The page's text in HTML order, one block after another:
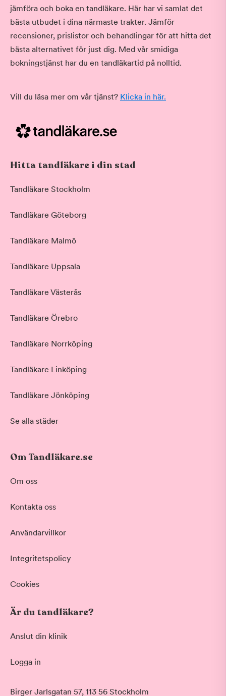
jämföra och boka en tandläkare. Här har vi samlat det
bästa utbudet i dina närmaste trakter. Jämför
recensioner, prislistor och behandlingar för att hitta det
bästa alternativet för just dig. Med vår smidiga
bokningstjänst har du en tandläkartid på nolltid.
Vill du läsa mer om vår tjänst? Klicka in här.
Hitta tandläkare i din stad
Tandläkare Stockholm
Tandläkare Göteborg
Tandläkare Malmö
Tandläkare Uppsala
Tandläkare Västerås
Tandläkare Örebro
Tandläkare Norrköping
Tandläkare Linköping
Tandläkare Jönköping
Se alla städer
Om Tandläkare.se
Om oss
Kontakta oss
Användarvillkor
Integritetspolicy
Cookies
Är du tandläkare?
Anslut din klinik
Logga in
Birger Jarlsgatan 57, 113 56 Stockholm